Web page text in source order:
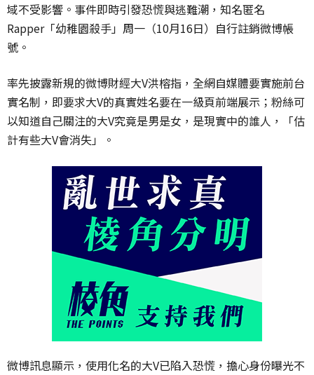
域不受影響。事件即時引發恐慌與逃難潮，知名匿名
Rapper「幼稚園殺手」周一（10月16日）自行註銷微博帳
號。
率先披露新規的微博財經大V洪榕指，全網自媒體要實施前台
實名制，即要求大V的真實姓名要在一級頁前端展示；粉絲可
以知道自己關注的大V究竟是男是女，是現實中的誰人，「估
計有些大V會消失」。
微博訊息顯示，使用化名的大V已陷入恐慌，擔心身份曝光不